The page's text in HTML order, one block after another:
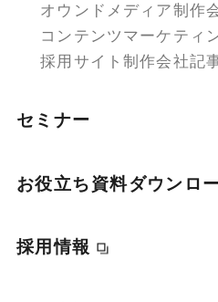
オウンドメディア制作
コンテンツマーケティ
採用サイト制作会社記
セミナー
お役立ち資料ダウンロ
採用情報